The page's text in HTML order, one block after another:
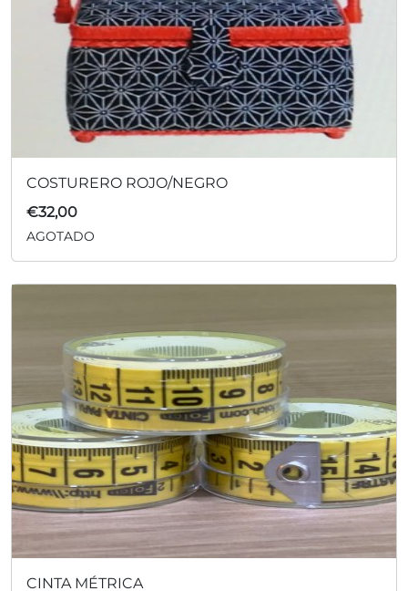
COSTURERO ROJO/NEGRO
€32,00
AGOTADO
CINTA MÉTRICA